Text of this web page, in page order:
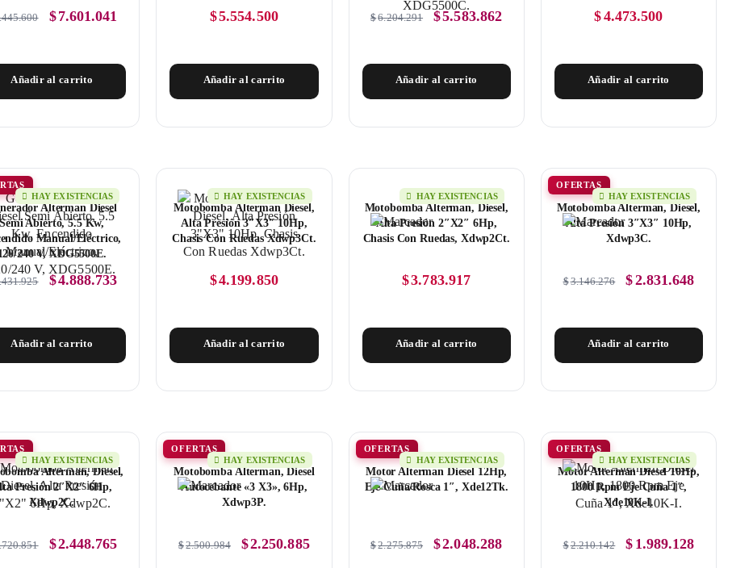
$7.601.041
Añadir al carrito
$5.554.500
Añadir al carrito
$6.204.291 $5.583.862
Añadir al carrito
$4.473.500
Añadir al carrito
HAY EXISTENCIAS
Alterman Diesel
Semi Abierto, 5.5 Kw,
Manual/Eléctrico,
240 V, XDG5500E.
$4.888.733
Añadir al carrito
HAY EXISTENCIAS
Motobomba Alterman Diesel,
Alta Presión 3″X3″ 10Hp,
Chasis Con Ruedas Xdwp3Ct.
$4.199.850
Añadir al carrito
HAY EXISTENCIAS
Motobomba Alterman, Diesel,
Alta Presión 2″X2″ 6Hp,
Chasis Con Ruedas, Xdwp2Ct.
$3.783.917
Añadir al carrito
OFERTAS
HAY EXISTENCIAS
Motobomba Alterman, Diesel,
Alta Presión 3″X3″ 10Hp,
Xdwp3C.
$3.146.276 $2.831.648
Añadir al carrito
HAY EXISTENCIAS
Alterman, Diesel,
Presión 2″X2″ 6Hp,
Xdwp2C.
$2.448.765
OFERTAS
HAY EXISTENCIAS
Motobomba Alterman, Diesel
Autocebante «3 X3», 6Hp,
Xdwp3P.
$2.500.984 $2.250.885
OFERTAS
HAY EXISTENCIAS
Motor Alterman Diesel 12Hp,
Eje Cuña/Rosca 1″, Xde12Tk.
$2.275.875 $2.048.288
OFERTAS
HAY EXISTENCIAS
Motor Alterman Diesel 10Hp,
1800 Rpm Eje Cuña 1″,
Xde10K-I.
$2.210.142 $ 1.989.128